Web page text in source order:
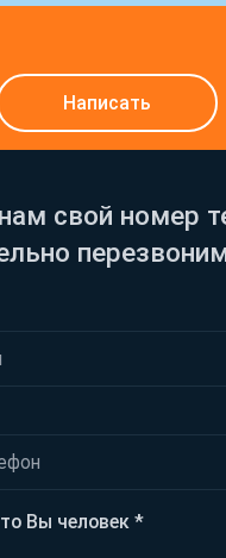
Написать
свой номер
Вы человек *